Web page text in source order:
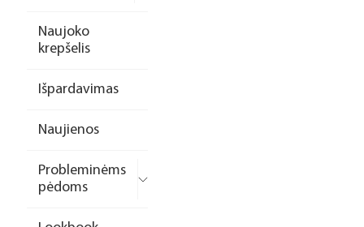
Naujoko
krepšelis
Išpardavimas
Naujienos
Probleminėms
pėdoms